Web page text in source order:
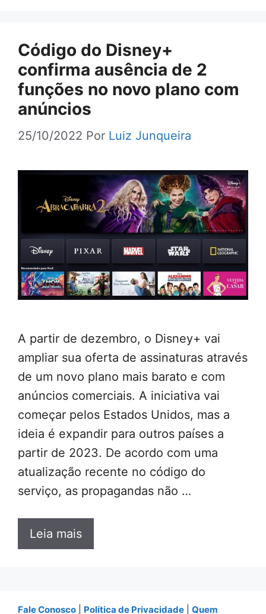
Código do Disney+
confirma ausência de 2
funções no novo plano com
anúncios
25/10/2022 Por Luiz Junqueira
A partir de dezembro, o Disney+ vai
ampliar sua oferta de assinaturas através
de um novo plano mais barato e com
anúncios comerciais. A iniciativa vai
começar pelos Estados Unidos, mas a
ideia é expandir para outros países a
partir de 2023. De acordo com uma
atualização recente no código do
serviço, as propagandas não …
Leia mais
Fale Conosco Política de Privacidade Quem